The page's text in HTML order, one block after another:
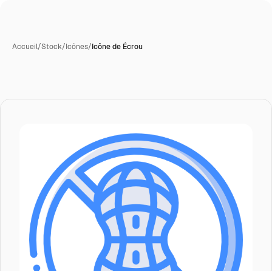
Accueil/Stock/Icônes/Icône de Écrou